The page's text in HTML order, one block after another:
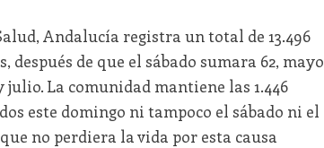
Andalucía registra un total de 13.496
después de que el sábado sumara 62,
La comunidad mantiene las 1.446
este domingo ni tampoco el sábado ni el
no perdiera la vida por esta causa